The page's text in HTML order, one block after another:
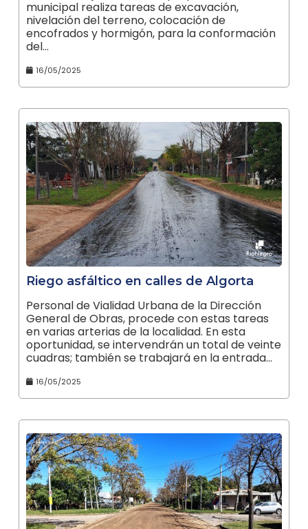
municipal realiza tareas de excavación,
nivelación del terreno, colocación de
encofrados y hormigón, para la conformación
del…
16/05/2025
Riego asfáltico en calles de Algorta
Personal de Vialidad Urbana de la Dirección
General de Obras, procede con estas tareas
en varias arterias de la localidad. En esta
oportunidad, se intervendrán un total de veinte
cuadras; también se trabajará en la entrada…
16/05/2025